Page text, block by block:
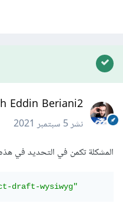
Eddin Beriani2
نشر5 سبتمبر 2021
المشكلة تكمن في التحديد في هذه
draft-wysiwyg"